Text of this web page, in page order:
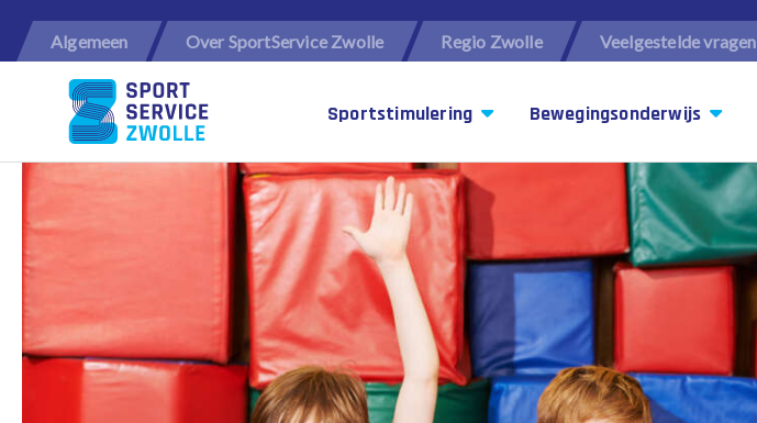
Algemeen Over SportService Zwolle Regio Zwolle Veelgestelde vragen
Sportstimulering Bewegingsonderwijs